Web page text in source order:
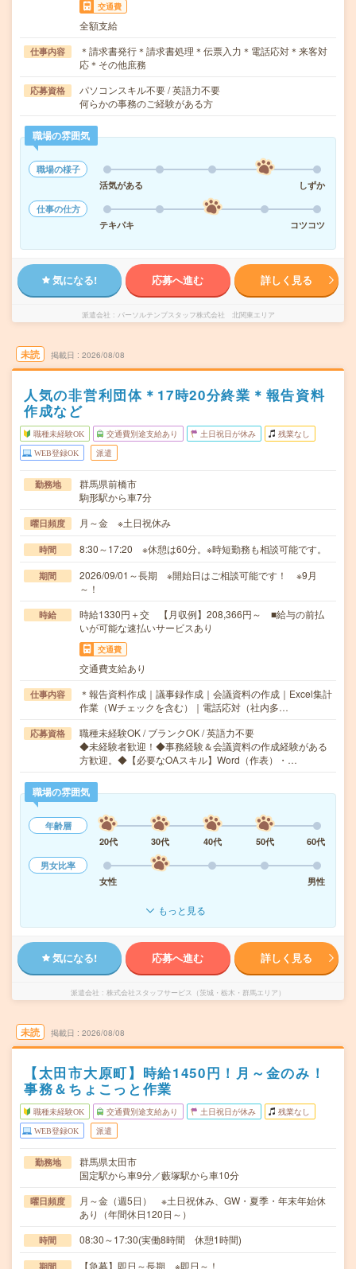
交通費
全額支給
仕事内容
＊請求書発行＊請求書処理＊伝票入力＊電話応対＊来客対
応＊その他庶務
応募資格
パソコンスキル不要 / 英語力不要
何らかの事務のご経験がある方
職場の雰囲気
職場の様子
活気がある
しずか
仕事の仕方
テキパキ
コツコツ
気になる! 応募へ進む 詳しく見る
派遣会社 パーソルテンプスタッフ株式会社 北関東エリア
未読 掲載日 2026/08/08
人気の非営利団体＊17時20分終業＊報告資料
作成など
職種未経験OK 交通費別途支給あり 土日祝日が休み 残業なし
WEB登録OK 派遣
勤務地
群馬県前橋市
駒形駅から車7分
曜日頻度 月～金 ※土日祝休み
時間 8:30～17:20 ※休憩は60分。※時短勤務も相談可能です。
期間
2026/09/01～長期 ※開始日はご相談可能です！ ※9月
～！
時給
時給1330円＋交 【月収例】208,366円～ ■給与の前払
いが可能な速払いサービスあり
交通費
交通費支給あり
仕事内容
＊報告資料作成｜議事録作成｜会議資料の作成｜Excel集計
作業（Wチェックを含む）｜電話応対（社内多…
応募資格
職種未経験OK / ブランクOK / 英語力不要
◆未経験者歓迎！◆事務経験＆会議資料の作成経験がある
方歓迎。◆【必要なOAスキル】Word（作表）・…
職場の雰囲気
年齢層
20代
30代 40代 50代
60代
男女比率
女性
男性
もっと見る
気になる! 応募へ進む 詳しく見る
派遣会社 株式会社スタッフサービス（茨城・栃木・群馬エリア）
未読 掲載日 2026/08/08
【太田市大原町】時給1450円！月～金のみ！
事務＆ちょこっと作業
職種未経験OK 交通費別途支給あり 土日祝日が休み 残業なし
WEB登録OK 派遣
勤務地
群馬県太田市
国定駅から車9分／藪塚駅から車10分
曜日頻度
月～金（週5日） ※土日祝休み、GW・夏季・年末年始休
あり（年間休日120日～）
時間 08:30～17:30(実働8時間 休憩1時間)
期間 【急募】即日～長期 ※即日～！